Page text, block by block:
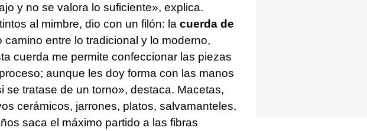
y no se valora lo suficiente», explica.
al mimbre, dio con un filón: la cuerda de
camino entre lo tradicional y lo moderno,
cuerda me permite confeccionar las piezas
aunque les doy forma con las manos
se tratase de un torno», destaca. Macetas,
cerámicos, jarrones, platos, salvamanteles,
saca el máximo partido a las fibras